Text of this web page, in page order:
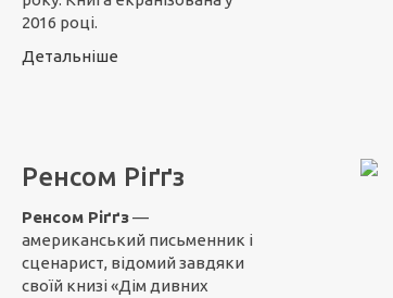
2016 році.
Детальніше
Ренсом Ріґґз
Ренсом Ріґґз—
американський письменник і
сценарист, відомий завдяки
своїй книзі «Дім дивних